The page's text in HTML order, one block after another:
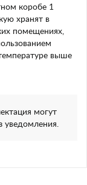
коробе 1
хранят в
помещениях,
выше
могут
уведомления.